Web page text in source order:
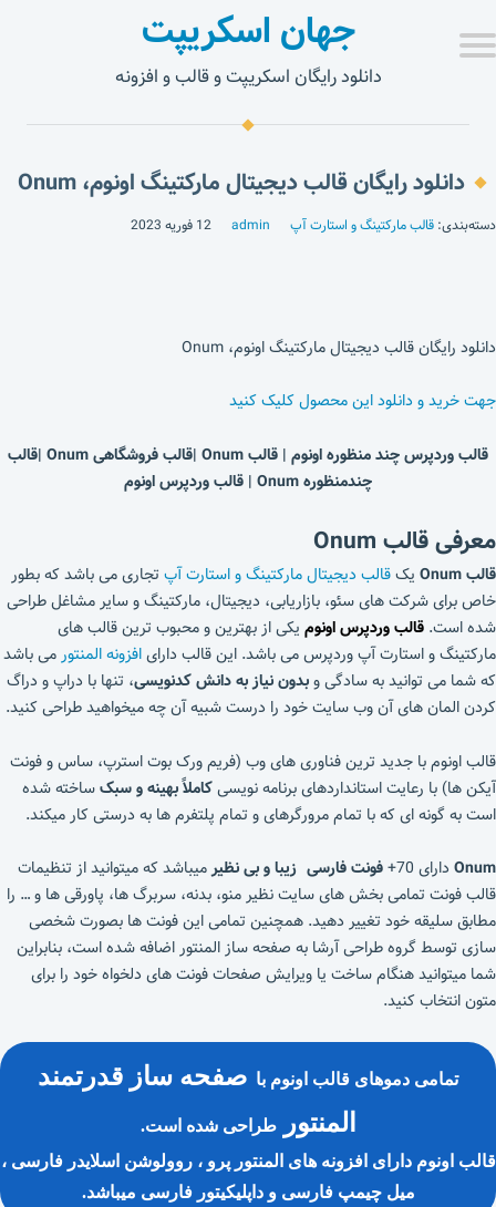
جهان اسکریپت
دانلود رایگان اسکریپت و قالب و افزونه
دانلود رایگان قالب دیجیتال مارکتینگ اونوم، Onum
دسته‌بندی: قالب مارکتینگ و استارت آپ admin 12 فوریه 2023
دانلود رایگان قالب دیجیتال مارکتینگ اونوم، Onum
جهت خرید و دانلود این محصول کلیک کنید
قالب وردپرس چند منظوره اونوم | قالب Onum |قالب فروشگاهی Onum |قالب
چندمنظوره Onum | قالب وردپرس اونوم
معرفی قالب Onum
قالب Onum یکقالب دیجیتال مارکتینگ و استارت آپ تجاری می باشد که بطور
خاص برای شرکت های سئو، بازاریابی، دیجیتال، مارکتینگ و سایر مشاغل طراحی
شده است. قالب وردپرساونوم یکی از بهترین و محبوب ترین قالب های
مارکتینگ و استارت آپ وردپرس می باشد. این قالب دارایافزونه المنتورمی باشد
که شما می توانید به سادگی وبدون نیاز به دانش کدنویسی، تنها با دراپ و دراگ
کردن المان های آن وب سایت خود را درست شبیه آن چه میخواهید طراحی کنید.
قالب اونوم با جدید ترین فناوری های وب (فریم ورک بوت استرپ، ساس و فونت
آیکن ها) با رعایت استانداردهای برنامه نویسیکاملاً بهینه و سبکساخته شده
است به گونه ای که با تمام مرورگرهای و تمام پلتفرم ها به درستی کار میکند.
Onum دارای 70+ فونت فارسی زیبا و بی نظیرمیباشد که میتوانید از تنظیمات
قالب فونت تمامی بخش های سایت نظیر منو، بدنه، سربرگ ها، پاورقی ها و … را
مطابق سلیقه خود تغییر دهید. همچنین تمامی این فونت ها بصورت شخصی
سازی توسط گروه طراحی آرشا به صفحه ساز المنتور اضافه شده است، بنابراین
شما میتوانید هنگام ساخت یا ویرایش صفحات فونت های دلخواه خود را برای
متون انتخاب کنید.
تمامی دموهای قالب اونوم با صفحه ساز قدرتمند
المنتورطراحی شده است.
قالب اونوم دارای افزونه های المنتور پرو ، روولوشن اسلایدر فارسی ،
میل چیمپ فارسی و داپلیکیتور فارسی میباشد.